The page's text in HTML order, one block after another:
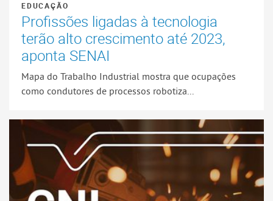
EDUCAÇÃO
Profissões ligadas à tecnologia
terão alto crescimento até 2023,
aponta SENAI
Mapa do Trabalho Industrial mostra que ocupações
como condutores de processos robotiza...